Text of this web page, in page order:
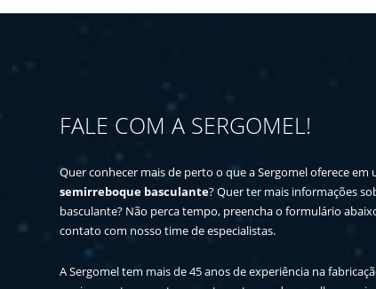
FALE COM A SERGOMEL!
Quer conhecer mais de perto o que a Sergomel oferece em
semirreboque basculante? Quer ter mais informações
basculante? Não perca tempo, preencha o formulário
contato com nosso time de especialistas.
A Sergomel tem mais de 45 anos de experiência na